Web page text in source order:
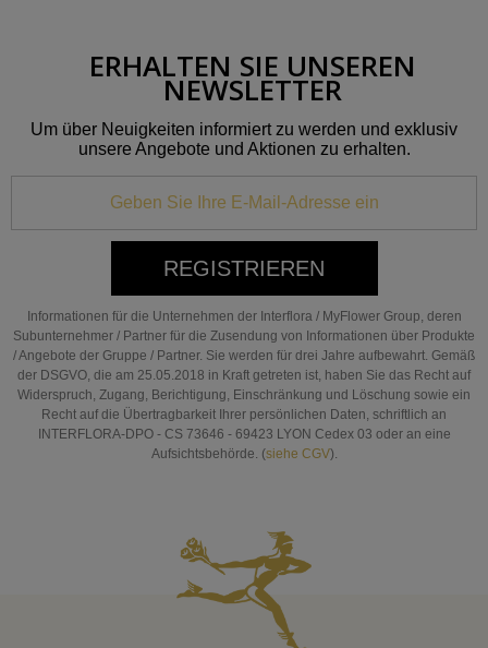
ERHALTEN SIE UNSEREN
NEWSLETTER
Um über Neuigkeiten informiert zu werden und exklusiv
unsere Angebote und Aktionen zu erhalten.
REGISTRIEREN
Informationen für die Unternehmen der Interflora / MyFlower Group, deren
Subunternehmer / Partner für die Zusendung von Informationen über Produkte
/ Angebote der Gruppe / Partner. Sie werden für drei Jahre aufbewahrt. Gemäß
der DSGVO, die am 25.05.2018 in Kraft getreten ist, haben Sie das Recht auf
Widerspruch, Zugang, Berichtigung, Einschränkung und Löschung sowie ein
Recht auf die Übertragbarkeit Ihrer persönlichen Daten, schriftlich an
INTERFLORA-DPO - CS 73646 - 69423 LYON Cedex 03 oder an eine
Aufsichtsbehörde. (siehe CGV).